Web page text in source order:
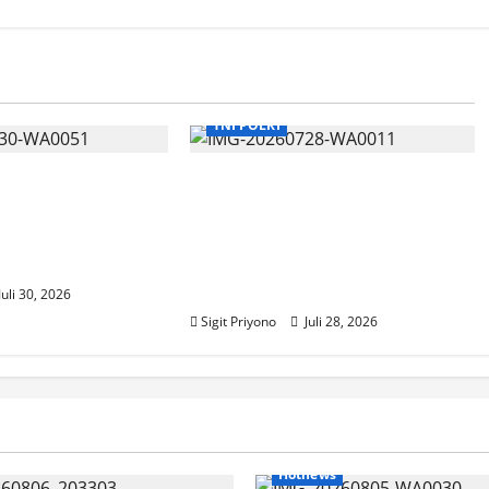
Juli 30, 2026
TNI POLRI
Sigit Priyono Juli 28, 2026
Hotnews